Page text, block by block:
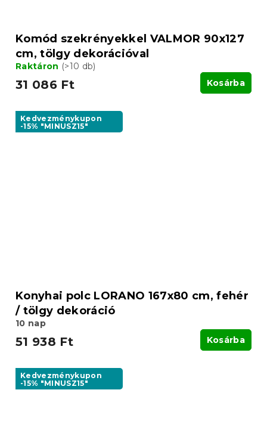
Komód szekrényekkel VALMOR 90x127
cm, tölgy dekorációval
Raktáron (>10 db)
31 086 Ft Kosárba
Kedvezménykupon
-15% "MINUSZ15"
Konyhai polc LORANO 167x80 cm, fehér
/ tölgy dekoráció
10 nap
51 938 Ft Kosárba
Kedvezménykupon
-15% "MINUSZ15"